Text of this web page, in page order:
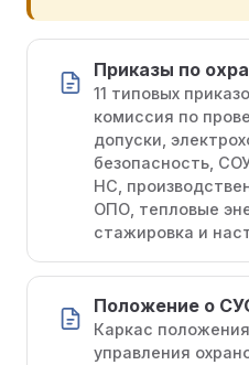
Приказы по
11 типовых
комиссия по
допуски,
безопасность,
НС,
ОПО, тепловые
стажировка и
Положение о
Каркас
управления